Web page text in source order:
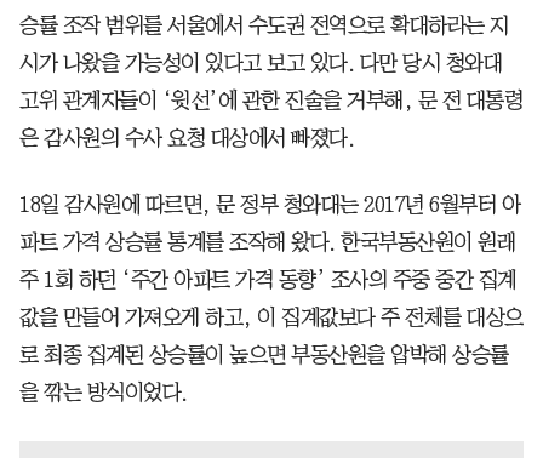
승률 조작 범위를 서울에서 수도권 전역으로 확대하라는 지
시가 나왔을 가능성이 있다고 보고 있다. 다만 당시 청와대
고위 관계자들이 ‘윗선’에 관한 진술을 거부해, 문 전 대통령
은 감사원의 수사 요청 대상에서 빠졌다.
18일 감사원에 따르면, 문 정부 청와대는 2017년 6월부터 아
파트 가격 상승률 통계를 조작해 왔다. 한국부동산원이 원래
주 1회 하던 ‘주간 아파트 가격 동향’ 조사의 주중 중간 집계
값을 만들어 가져오게 하고, 이 집계값보다 주 전체를 대상으
로 최종 집계된 상승률이 높으면 부동산원을 압박해 상승률
을 깎는 방식이었다.